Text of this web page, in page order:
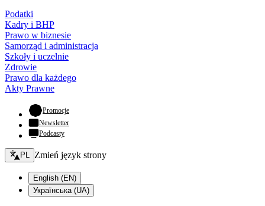
Podatki
Kadry i BHP
Prawo w biznesie
Samorząd i administracja
Szkoły i uczelnie
Zdrowie
Prawo dla każdego
Akty Prawne
Promocje- otwiera się w nowej karcie
Newsletter
Podcasty
Zmień język - bieżący:
PL Zmień język strony
English (EN)
Українська (UA)